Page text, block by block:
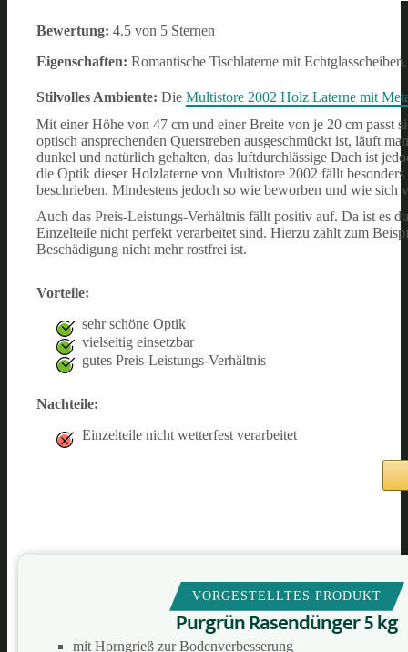
Bewertung: 4.5 von 5 Sternen
Eigenschaften: Romantische Tischlaterne mit
Stilvolles Ambiente: Die Multistore 2002 Holz Laterne mit
Mit einer Höhe von 47 cm und einer Breite von je 20 cm passt
optisch ansprechenden Querstreben ausgeschmückt ist, läuft
dunkel und natürlich gehalten, das luftdurchlässige Dach ist
die Optik dieser Holzlaterne von Multistore 2002 fällt
beschrieben. Mindestens jedoch so wie beworben und wie sich
Auch das Preis-Leistungs-Verhältnis fällt positiv auf. Da ist es
Einzelteile nicht perfekt verarbeitet sind. Hierzu zählt zum
Beschädigung nicht mehr rostfrei ist.
Vorteile:
sehr schöne Optik
vielseitig einsetzbar
gutes Preis-Leistungs-Verhältnis
Nachteile:
Einzelteile nicht wetterfest verarbeitet
VORGESTELLTES PRODUKT
Purgrün Rasendünger 5 kg
mit Horngrieß zur Bodenverbesserung